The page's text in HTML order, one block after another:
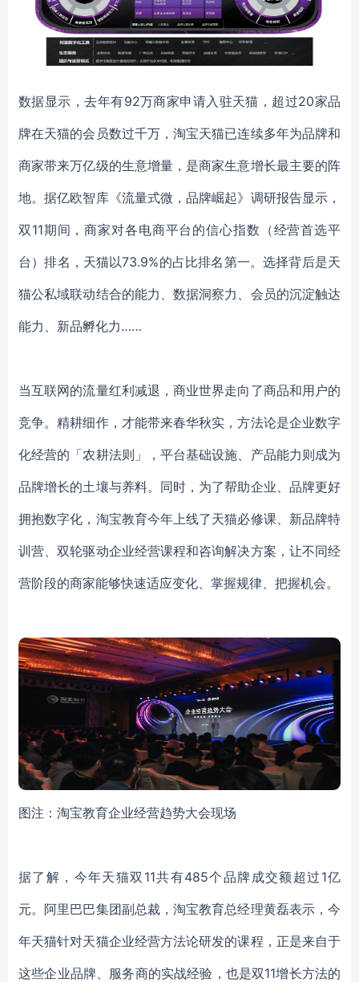
数据显示，去年有92万商家申请入驻天猫，超过20家品
牌在天猫的会员数过千万，淘宝天猫已连续多年为品牌和
商家带来万亿级的生意增量，是商家生意增长最主要的阵
地。据亿欧智库《流量式微，品牌崛起》调研报告显示，
双11期间，商家对各电商平台的信心指数（经营首选平
台）排名，天猫以73.9%的占比排名第一。选择背后是天
猫公私域联动结合的能力、数据洞察力、会员的沉淀触达
能力、新品孵化力……
当互联网的流量红利减退 ，商业世界走向了商品和用户的
竞争。精耕细作， 才能带来春华秋实 ，方法论是企业数字
化经营的「农耕法则」，平台基础设施、产品能力则成为
品牌增长的土壤与养料。同时，为了帮助企业、品牌更好
拥抱数字化，淘宝教育今年上线了天猫必修课、新品牌特
训营、双轮驱动企业经营课程和咨询解决方案，让不同经
营阶段的商家能够快速适应变化、掌握规律、把握机会。
图注：淘宝教育企业经营趋势大会现场
据了解，今年天猫双 11共有485个品牌成交额超过1亿
元。 阿里巴巴集团副总裁，淘宝教育总经理黄磊表示，今
年天猫针对天猫企业经营方法论研发的课程，正是来自于
这些企业品牌、服务商的实战经验，也是双11增长方法的